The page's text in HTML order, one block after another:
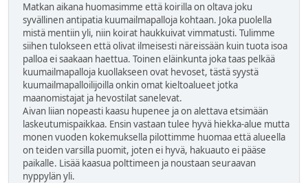
Matkan aikana huomasimme että koirilla on oltava joku
syvällinen antipatia kuumailmapalloja kohtaan. Joka puolella
mistä mentiin yli, niin koirat haukkuivat vimmatusti. Tulimme
siihen tulokseen että olivat ilmeisesti näreissään kuin tuota isoa
palloa ei saakaan haettua. Toinen eläinkunta joka taas pelkää
kuumailmapalloja kuollakseen ovat hevoset, tästä syystä
kuumailmapalloilijoilla onkin omat kieltoalueet jotka
maanomistajat ja hevostilat sanelevat.
Aivan liian nopeasti kaasu hupenee ja on alettava etsimään
laskeutumispaikkaa. Ensin vastaan tulee hyvä hiekka-alue mutta
monen vuoden kokemuksella pilottimme huomaa että alueella
on teiden varsilla puomit, joten ei hyvä, hakuauto ei pääse
paikalle. Lisää kaasua polttimeen ja noustaan seuraavan
nyppylän yli.